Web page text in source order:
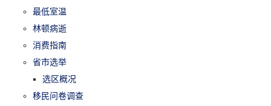
最低室温
林顿病逝
消费指南
省市选举
选区概况
移民问卷调查